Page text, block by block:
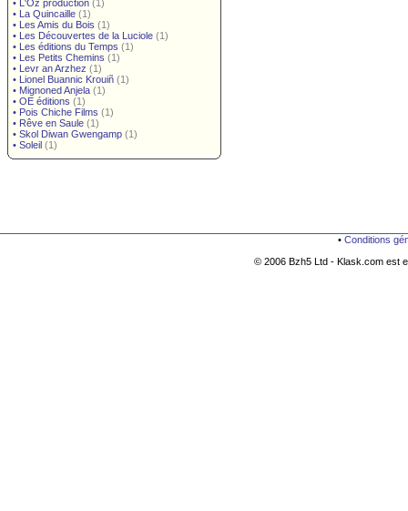
• L'Oz production (1)
• La Quincaille (1)
• Les Amis du Bois (1)
• Les Découvertes de la Luciole (1)
• Les éditions du Temps (1)
• Les Petits Chemins (1)
• Levr an Arzhez (1)
• Lionel Buannic Krouiñ (1)
• Mignoned Anjela (1)
• OE éditions (1)
• Pois Chiche Films (1)
• Rêve en Saule (1)
• Skol Diwan Gwengamp (1)
• Soleil (1)
• Conditions
© 2006 Bzh5 Ltd - Klask.com est